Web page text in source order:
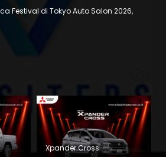
Festival di Tokyo Auto Salon 2026,
Xpander Cross